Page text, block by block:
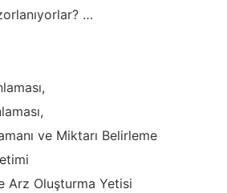
…
ve Miktarı Belirleme
Arz Oluşturma Yetisi